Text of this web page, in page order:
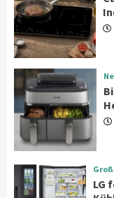
1
Caso
News
Bild
3
LG
Kühl-/
LG